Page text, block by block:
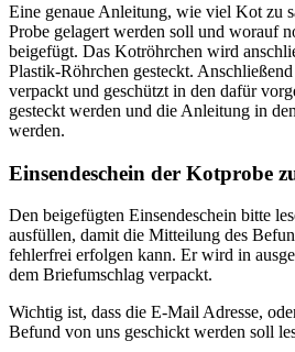
Eine genaue Anleitung, wie viel Kot zu
Probe gelagert werden soll und worauf
beigefügt. Das Kotröhrchen wird
Plastik-Röhrchen gesteckt.
verpackt und geschützt in den dafür
gesteckt werden und die Anleitung in
werden.
Einsendeschein der Kotprobe
Den beigefügten Einsendeschein bitte
ausfüllen, damit die Mitteilung des
fehlerfrei erfolgen kann. Er wird in
dem Briefumschlag verpackt.
Wichtig ist, dass die E-Mail Adresse,
Befund von uns geschickt werden soll